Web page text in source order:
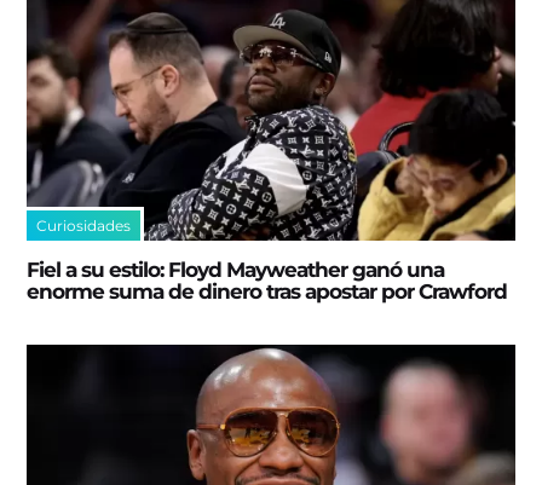
Curiosidades
Fiel a su estilo: Floyd Mayweather ganó una
enorme suma de dinero tras apostar por Crawford